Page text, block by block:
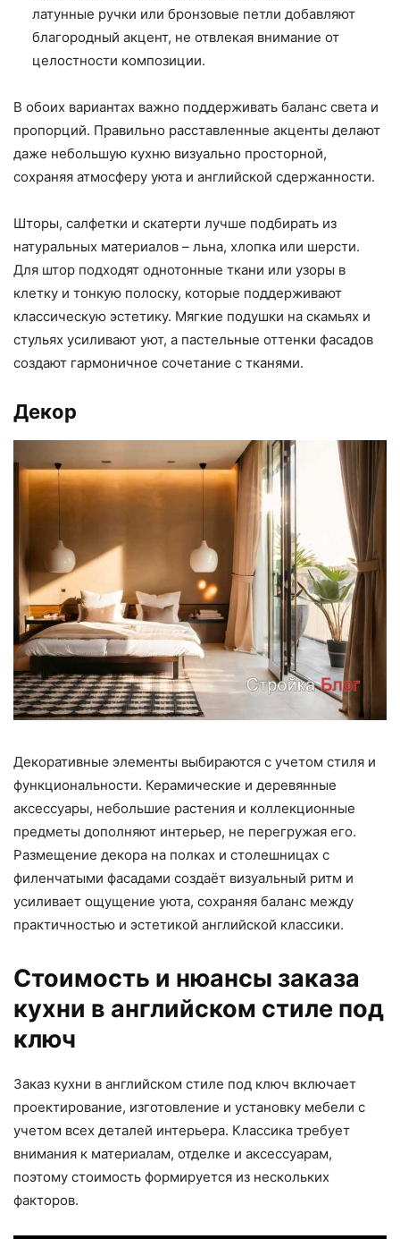
латунные ручки или бронзовые петли добавляют
благородный акцент, не отвлекая внимание от
целостности композиции.
В обоих вариантах важно поддерживать баланс света и
пропорций. Правильно расставленные акценты делают
даже небольшую кухню визуально просторной,
сохраняя атмосферу уюта и английской сдержанности.
Шторы, салфетки и скатерти лучше подбирать из
натуральных материалов – льна, хлопка или шерсти.
Для штор подходят однотонные ткани или узоры в
клетку и тонкую полоску, которые поддерживают
классическую эстетику. Мягкие подушки на скамьях и
стульях усиливают уют, а пастельные оттенки фасадов
создают гармоничное сочетание с тканями.
Декор
Декоративные элементы выбираются с учетом стиля и
функциональности. Керамические и деревянные
аксессуары, небольшие растения и коллекционные
предметы дополняют интерьер, не перегружая его.
Размещение декора на полках и столешницах с
филенчатыми фасадами создаёт визуальный ритм и
усиливает ощущение уюта, сохраняя баланс между
практичностью и эстетикой английской классики.
Стоимость и нюансы заказа
кухни в английском стиле под
ключ
Заказ кухни в английском стиле под ключ включает
проектирование, изготовление и установку мебели с
учетом всех деталей интерьера. Классика требует
внимания к материалам, отделке и аксессуарам,
поэтому стоимость формируется из нескольких
факторов.